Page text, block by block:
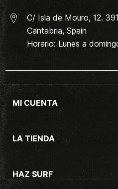
C/ Isla de Mouro, 12.
Cantabria, Spain
Horario: Lunes a
MI CUENTA
LA TIENDA
HAZ SURF